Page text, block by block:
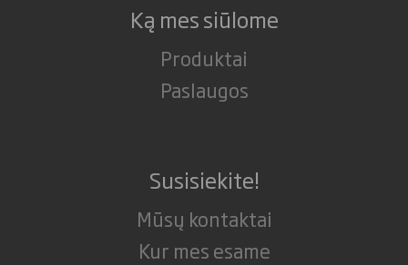
Ką mes siūlome
Produktai
Paslaugos
Susisiekite!
Mūsų kontaktai
Kur mes esame